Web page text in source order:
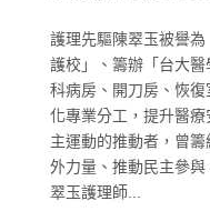
護理先驅陳翠玉被譽
護校」、籌辦「台大
科病房、開刀房、恢
化專業分工，提升醫
主運動的推動者，曾
外力量、推動民主參
翠玉護理師...